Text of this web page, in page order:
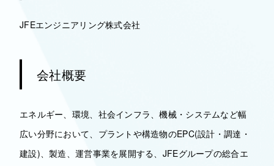
JFEエンジニアリング株式会社
会社概要
エネルギー、環境、社会インフラ、機械・システムなど幅
広い分野において、プラントや構造物のEPC(設計・調達・
建設)、製造、運営事業を展開する、JFEグループの総合エ